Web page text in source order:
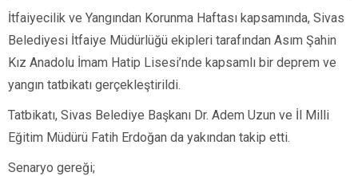
İtfaiyecilik ve Yangından Korunma Haftası kapsamında, Sivas
Belediyesi İtfaiye Müdürlüğü ekipleri tarafından Asım Şahin
Kız Anadolu İmam Hatip Lisesi’nde kapsamlı bir deprem ve
yangın tatbikatı gerçekleştirildi.
Tatbikatı, Sivas Belediye Başkanı Dr. Adem Uzun ve İl Milli
Eğitim Müdürü Fatih Erdoğan da yakından takip etti.
Senaryo gereği;